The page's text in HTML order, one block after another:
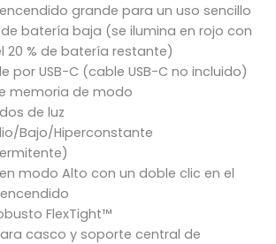
grande para un uso sencillo
batería baja (se ilumina en rojo con
20 % de batería restante)
por USB-C (cable USB-C no incluido)
memoria de modo
de luz
Bajo/Hiperconstante
modo Alto con un doble clic en el
FlexTight™
casco y soporte central de